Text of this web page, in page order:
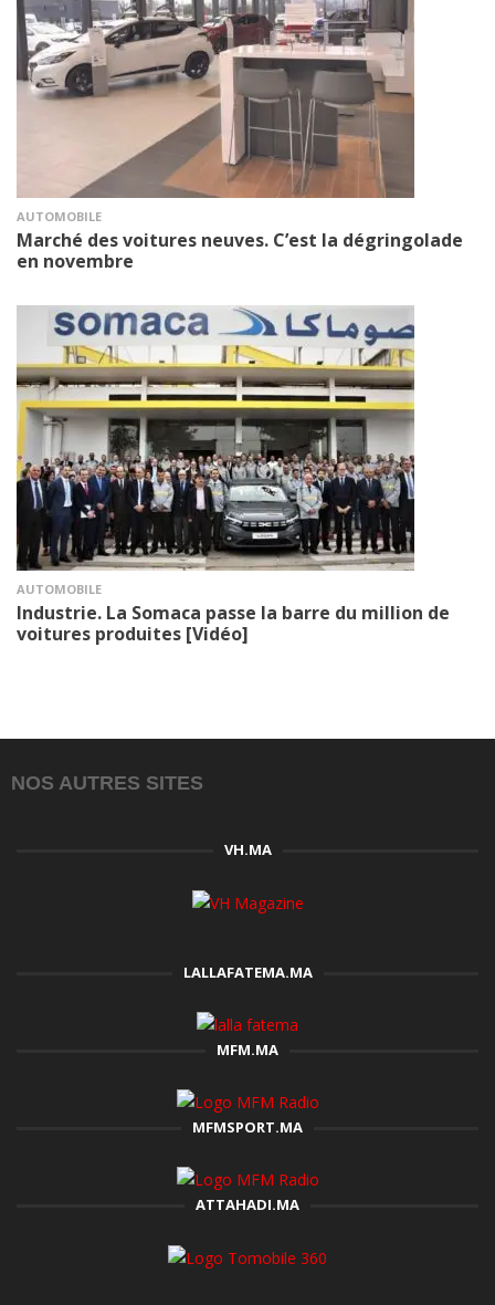
AUTOMOBILE
Marché des voitures neuves. C’est la dégringolade
en novembre
AUTOMOBILE
Industrie. La Somaca passe la barre du million de
voitures produites [Vidéo]
NOS AUTRES SITES
VH.MA
LALLAFATEMA.MA
MFM.MA
MFMSPORT.MA
ATTAHADI.MA